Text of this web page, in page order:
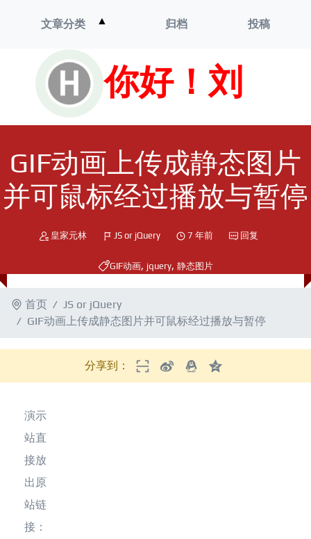
你好！刘
文章分类 ▲
单
归档 投稿
GIF动画上传成静态图片
并可鼠标经过播放与暂停
皇家元林 JS or jQuery 7 年前 回复
GIF动画, jquery, 静态图片
首页
JS or jQuery
GIF动画上传成静态图片并可鼠标经过播放与暂停
分享到：
演示
站直
接放
出原
站链
接：